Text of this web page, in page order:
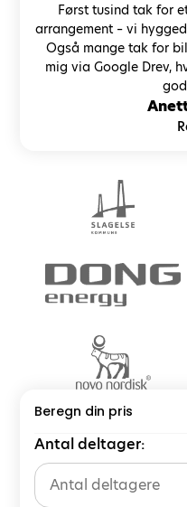
Først tusind tak for
arrangement – vi
Også mange tak for
mig via Google Drev,
Beregn din pris
Antal deltager: